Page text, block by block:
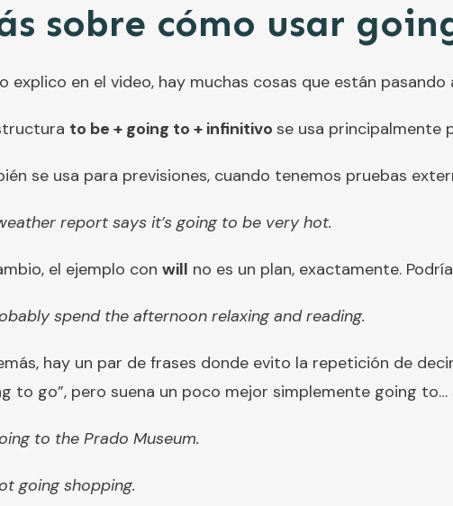
sobre cómo usar
explico en el video, hay muchas cosas que están pasando
to be + going to + infinitivo se usa principalmente
se usa para previsiones, cuando tenemos pruebas
report says it’s going to be very hot.
el ejemplo con will no es un plan, exactamente.
spend the afternoon relaxing and reading.
hay un par de frases donde evito la repetición de
to go”, pero suena un poco mejor simplemente going
to the Prado Museum.
going shopping.